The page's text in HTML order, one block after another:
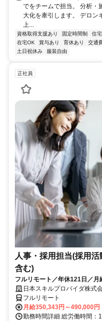
でをチームで担当。 分析・
大化を牽引します。 デロン
上...
資格取得支援あり 固定時間制 住
在宅OK
賞与あり 育休あり 交通
土日祝休み
服装自由
正社員
人事・採用担当(採用
含む)
フルリモート／年休121日／
日本スキルプロバイダ株式
フルリモート
月給350,343円～490,000円
勤務時間詳細 総労働時間：